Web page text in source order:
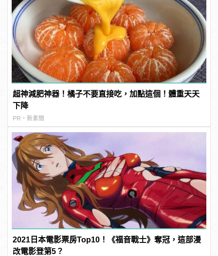
超神減肥神器！橘子不要直接吃，加點這個！體重天天
下降
PR・新素簡
2021日本電影票房Top10！《福音戰士》奪冠，這部漫
改電影登第5？